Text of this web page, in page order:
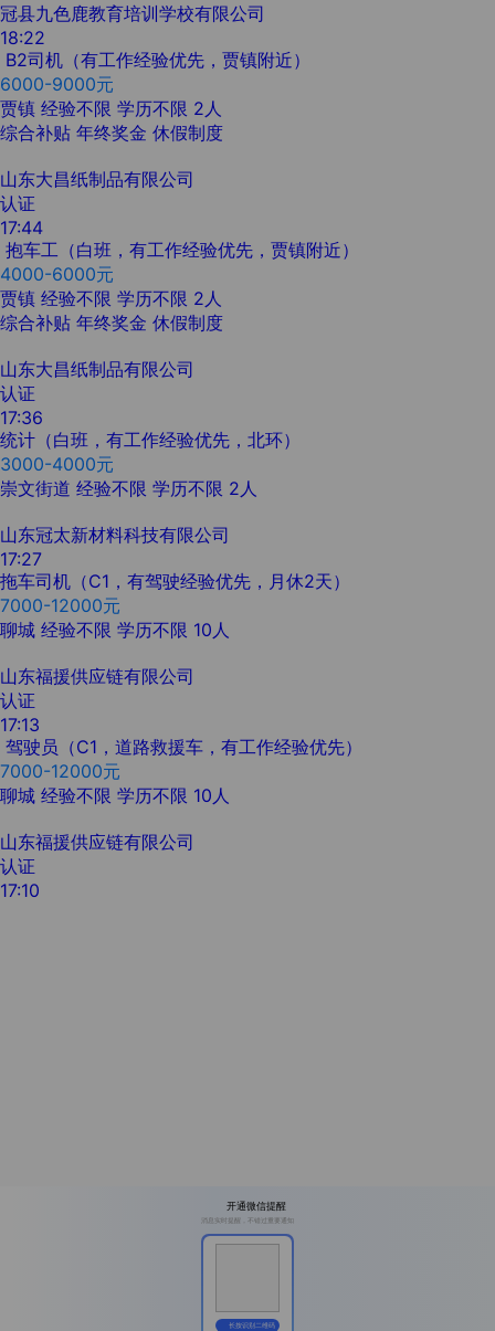
冠县九色鹿教育培训学校有限公司
18:22
B2司机（有工作经验优先，贾镇附近）
6000-9000元
贾镇 经验不限 学历不限 2人
综合补贴 年终奖金 休假制度
山东大昌纸制品有限公司
认证
17:44
抱车工（白班，有工作经验优先，贾镇附近）
4000-6000元
贾镇 经验不限 学历不限 2人
综合补贴 年终奖金 休假制度
山东大昌纸制品有限公司
认证
17:36
统计（白班，有工作经验优先，北环）
3000-4000元
崇文街道 经验不限 学历不限 2人
山东冠太新材料科技有限公司
17:27
拖车司机（C1，有驾驶经验优先，月休2天）
7000-12000元
聊城 经验不限 学历不限 10人
山东福援供应链有限公司
认证
17:13
驾驶员（C1，道路救援车，有工作经验优先）
7000-12000元
聊城 经验不限 学历不限 10人
山东福援供应链有限公司
认证
17:10
开通微信提醒
消息实时提醒，不错过重要通知
长按识别二维码